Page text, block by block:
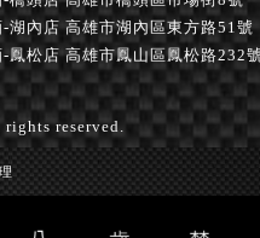
湖內店高雄市湖內區東方路51號
-鳳松店高雄市鳳山區鳳松路232
reserved.